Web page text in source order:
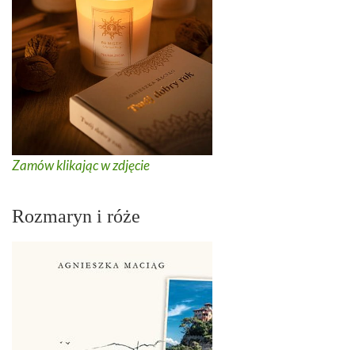
Zamów klikając w zdjęcie
Rozmaryn i róże